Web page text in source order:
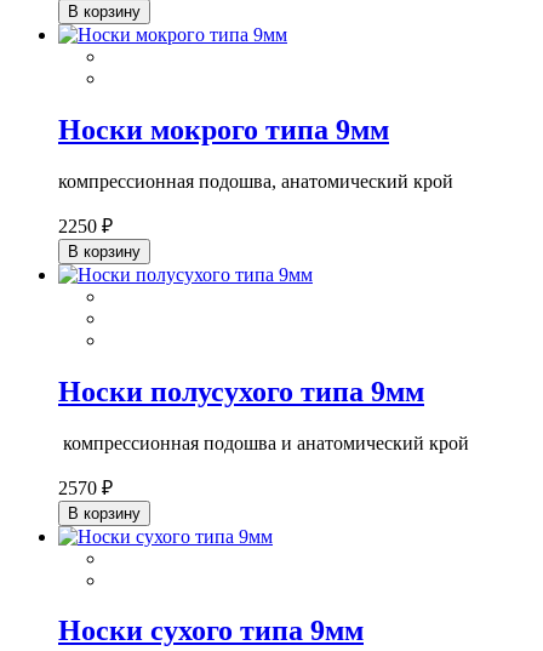
В корзину
Носки мокрого типа 9мм
компрессионная подошва, анатомический крой
2250 ₽
В корзину
Носки полусухого типа 9мм
компрессионная подошва и анатомический крой
2570 ₽
В корзину
Носки сухого типа 9мм